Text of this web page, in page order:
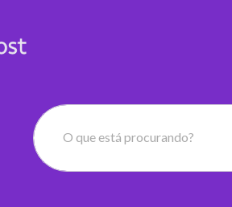
O que está procurando?